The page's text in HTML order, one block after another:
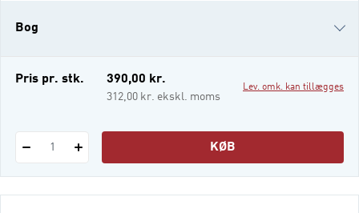
i grupper og team, i eget ledelsesarbejde og
organisation. Læser
Bog
i-bog
Pris pr. stk. 390,00 kr.
312,00 kr. ekskl. moms
Lev. omk. kan tillægges
1 KØB